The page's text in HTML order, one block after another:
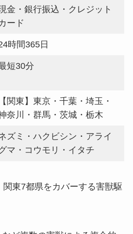
金・銀行振込・クレジット
ード
時間365日
短30分
【関東】東京・千葉・埼玉・
奈川・群馬・茨城・栃木
ズミ・ハクビシン・アライ
マ・コウモリ・イタチ
東7都県をカバーする害獣駆